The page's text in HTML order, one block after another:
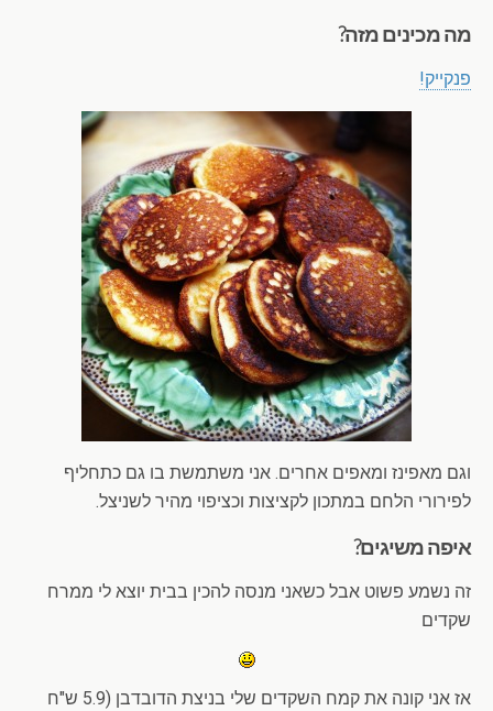
מה מכינים מזה?
פנקייק!
וגם מאפינז ומאפים אחרים. אני משתמשת בו גם כתחליף
לפירורי הלחם במתכון לקציצות וכציפוי מהיר לשניצל.
איפה משיגים?
זה נשמע פשוט אבל כשאני מנסה להכין בבית יוצא לי ממרח
שקדים
אז אני קונה את קמח השקדים שלי בניצת הדובדבן (5.9 ש"ח